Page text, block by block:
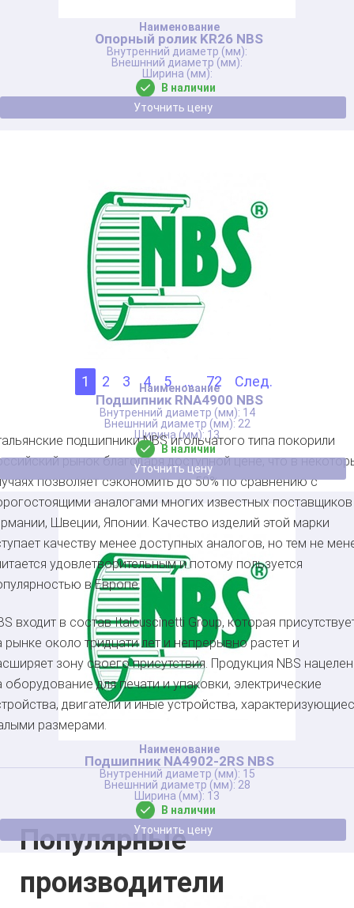
Опорный ролик KR26 NBS
В наличии
Уточнить цену
Подшипник RNA4900 NBS
14
22
13
В наличии
Уточнить цену
Подшипник NA4902-2RS NBS
15
28
13
В наличии
Уточнить цену
1 2 3 4 5 ... 72 След.
подшипники NBS игольчатого типа покорили
рынок благодаря доступной цене, что в
позволяет сэкономить до 50% по сравнению с
аналогами многих известных поставщиков
Швеции, Японии. Качество изделий этой марки
качеству менее доступных аналогов, но тем не
удовлетворительным и потому пользуется
в Европе.
входит в состав Italcuscinetti Group, которая
рынке около тридцати лет и непрерывно растет и
зону своего присутствия. Продукция NBS
оборудование для печати и упаковки, электрические
двигатели и иные устройства,
размерами.
Популярные
производители